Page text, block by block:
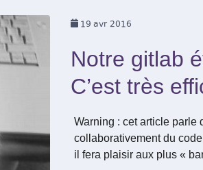
19 avr 2016
Notre gitlab
C’est très
Warning : cet article parle
collaborativement du
il fera plaisir aux plus «